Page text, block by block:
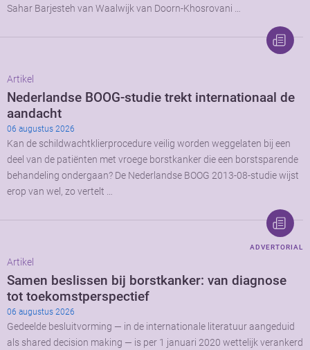
Sahar Barjesteh van Waalwijk van Doorn-Khosrovani …
Artikel
Nederlandse BOOG-studie trekt internationaal de
aandacht
06 augustus 2026
Kan de schildwachtklierprocedure veilig worden weggelaten bij een
deel van de patiënten met vroege borstkanker die een borstsparende
behandeling ondergaan? De Nederlandse BOOG 2013-08-studie wijst
erop van wel, zo vertelt …
ADVERTORIAL
Artikel
Samen beslissen bij borstkanker: van diagnose
tot toekomstperspectief
06 augustus 2026
Gedeelde besluitvorming — in de internationale literatuur aangeduid
als shared decision making — is per 1 januari 2020 wettelijk verankerd